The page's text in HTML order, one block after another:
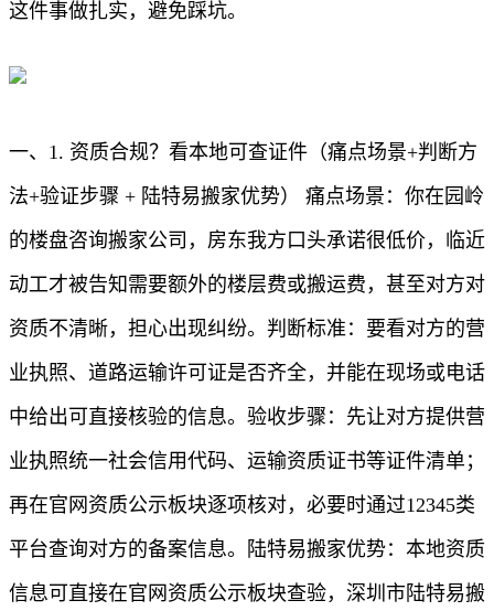
这件事做扎实，避免踩坑。
一、1. 资质合规？看本地可查证件（痛点场景+判断方
法+验证步骤 + 陆特易搬家优势） 痛点场景：你在园岭
的楼盘咨询搬家公司，房东我方口头承诺很低价，临近
动工才被告知需要额外的楼层费或搬运费，甚至对方对
资质不清晰，担心出现纠纷。判断标准：要看对方的营
业执照、道路运输许可证是否齐全，并能在现场或电话
中给出可直接核验的信息。验收步骤：先让对方提供营
业执照统一社会信用代码、运输资质证书等证件清单；
再在官网资质公示板块逐项核对，必要时通过12345类
平台查询对方的备案信息。陆特易搬家优势：本地资质
信息可直接在官网资质公示板块查验，深圳市陆特易搬